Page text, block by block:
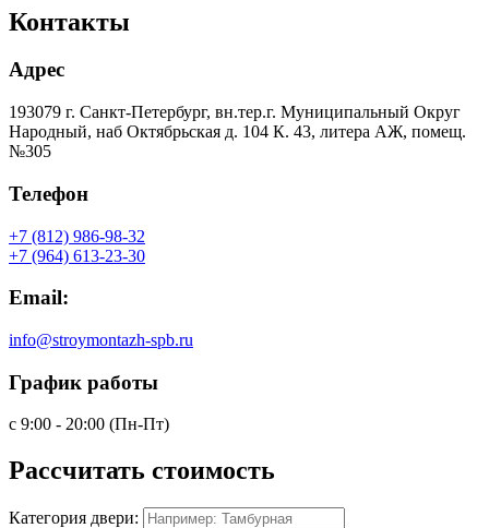
Контакты
Адрес
193079 г. Санкт-Петербург, вн.тер.г. Муниципальный Округ
Народный, наб Октябрьская д. 104 К. 43, литера АЖ, помещ.
№305
Телефон
+7 (812) 986-98-32
+7 (964) 613-23-30
Email:
info@stroymontazh-spb.ru
График работы
с 9:00 - 20:00 (Пн-Пт)
Рассчитать стоимость
Категория двери: